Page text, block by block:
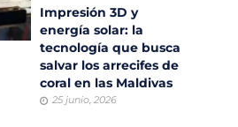
Impresión 3D y
energía solar: la
tecnología que busca
salvar los arrecifes de
coral en las Maldivas
25 junio, 2026